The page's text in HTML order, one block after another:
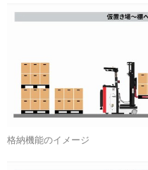
格納機能のイメージ